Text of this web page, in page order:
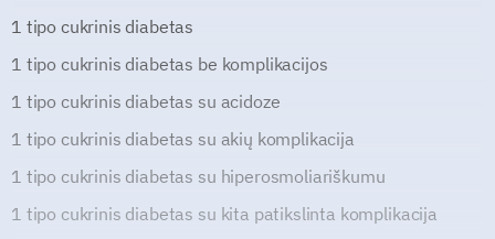
1 tipo cukrinis diabetas
1 tipo cukrinis diabetas be komplikacijos
1 tipo cukrinis diabetas su acidoze
1 tipo cukrinis diabetas su akių komplikacija
1 tipo cukrinis diabetas su hiperosmoliariškumu
1 tipo cukrinis diabetas su kita patikslinta komplikacija